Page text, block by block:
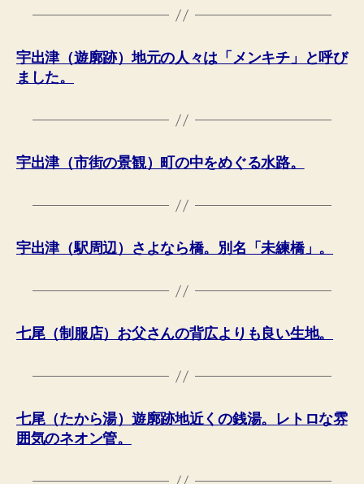
宇出津（遊廓跡）地元の人々は「メンキチ」と呼び
ました。
宇出津（市街の景観）町の中をめぐる水路。
宇出津（駅周辺）さよなら橋。別名「未練橋」。
七尾（制服店）お父さんの背広よりも良い生地。
七尾（たから湯）遊廓跡地近くの銭湯。レトロな雰
囲気のネオン管。